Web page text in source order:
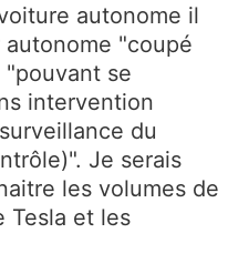
autonome il
"coupé
"pouvant se
intervention
du
Je serais
les volumes de
Tesla et les